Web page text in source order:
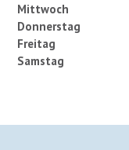
Mittwoch
Donnerstag
Freitag
Samstag